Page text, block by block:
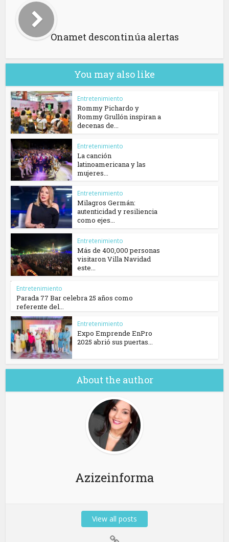
Onamet descontinúa alertas
You may also like
Entretenimiento
Rommy Pichardo y
Rommy Grullón inspiran a
decenas de...
Entretenimiento
La canción
latinoamericana y las
mujeres...
Entretenimiento
Milagros Germán:
autenticidad y resiliencia
como ejes...
Entretenimiento
Más de 400,000 personas
visitaron Villa Navidad
este...
Entretenimiento
Parada 77 Bar celebra 25 años como
referente del...
Entretenimiento
Expo Emprende EnPro
2025 abrió sus puertas...
About the author
Azizeinforma
View all posts